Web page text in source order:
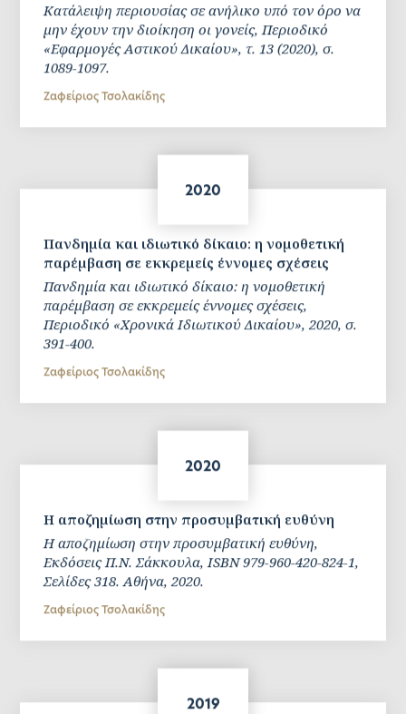
Κατάλειψη περιουσίας σε ανήλικο υπό τον όρο να
μην έχουν την διοίκηση οι γονείς, Περιοδικό
«Εφαρμογές Αστικού Δικαίου», τ. 13 (2020), σ.
1089-1097.
Ζαφείριος Τσολακίδης
2020
Πανδημία και ιδιωτικό δίκαιο: η νομοθετική
παρέμβαση σε εκκρεμείς έννομες σχέσεις
Πανδημία και ιδιωτικό δίκαιο: η νομοθετική
παρέμβαση σε εκκρεμείς έννομες σχέσεις,
Περιοδικό «Χρονικά Ιδιωτικού Δικαίου», 2020, σ.
391-400.
Ζαφείριος Τσολακίδης
2020
Η αποζημίωση στην προσυμβατική ευθύνη
Η αποζημίωση στην προσυμβατική ευθύνη,
Εκδόσεις Π.Ν. Σάκκουλα, ISBN 979-960-420-824-1,
Σελίδες 318. Αθήνα, 2020.
Ζαφείριος Τσολακίδης
2019